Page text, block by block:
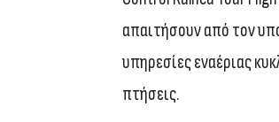
απαιτήσουν από τον
υπηρεσίες εναέριας
πτήσεις.